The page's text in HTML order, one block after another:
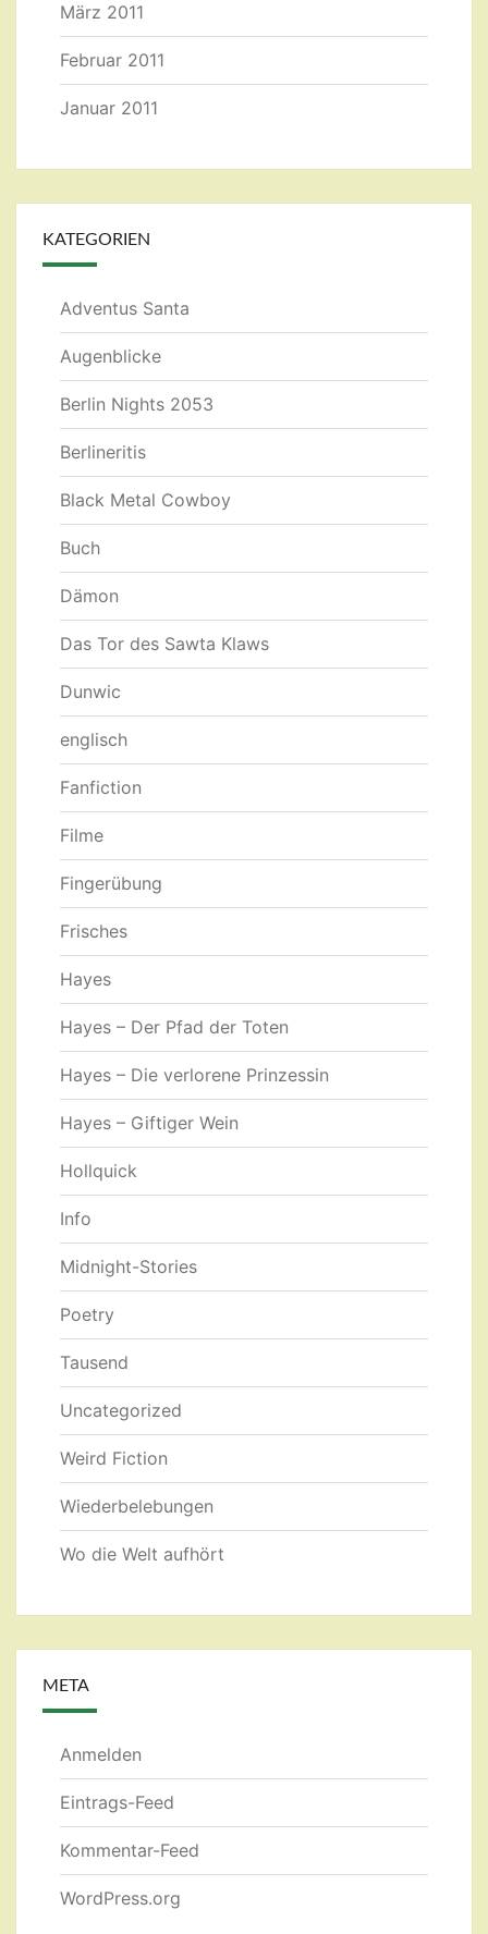
März 2011
Februar 2011
Januar 2011
KATEGORIEN
Adventus Santa
Augenblicke
Berlin Nights 2053
Berlineritis
Black Metal Cowboy
Buch
Dämon
Das Tor des Sawta Klaws
Dunwic
englisch
Fanfiction
Filme
Fingerübung
Frisches
Hayes
Hayes – Der Pfad der Toten
Hayes – Die verlorene Prinzessin
Hayes – Giftiger Wein
Hollquick
Info
Midnight-Stories
Poetry
Tausend
Uncategorized
Weird Fiction
Wiederbelebungen
Wo die Welt aufhört
META
Anmelden
Eintrags-Feed
Kommentar-Feed
WordPress.org